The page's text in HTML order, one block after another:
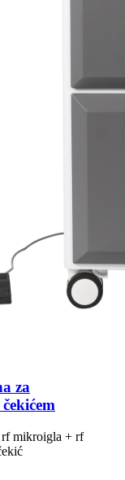
za
rf mikroigla + rf